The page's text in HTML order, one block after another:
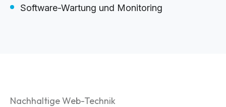
Software-Wartung und Monitoring
Nachhaltige Web-Technik